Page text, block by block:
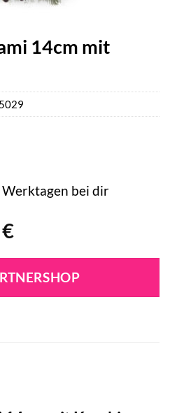
14cm mit
€Aktueller
ist:
10,37 €.
bei dir